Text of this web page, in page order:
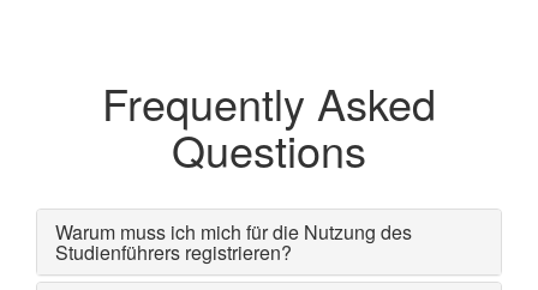
Frequently Asked
Questions
Warum muss ich mich für die Nutzung des
Studienführers registrieren?